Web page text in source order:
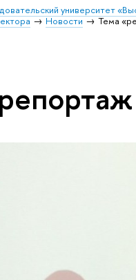
университет
Новости Тема